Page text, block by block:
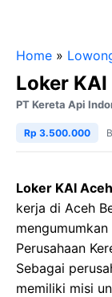
Home »
Loker
PT Kereta Api
Rp 3.500.000
Loker KAI
kerja di Aceh
Perusahaan
Sebagai
memiliki misi